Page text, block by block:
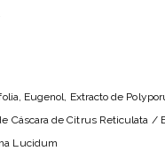
Eugenol, Extracto de
de Citrus Reticulata /
Lucidum